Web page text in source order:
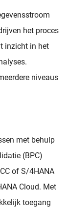
het proces
inzicht in het
niveaus
met behulp
(BPC)
of S/4HANA
Cloud. Met
toegang